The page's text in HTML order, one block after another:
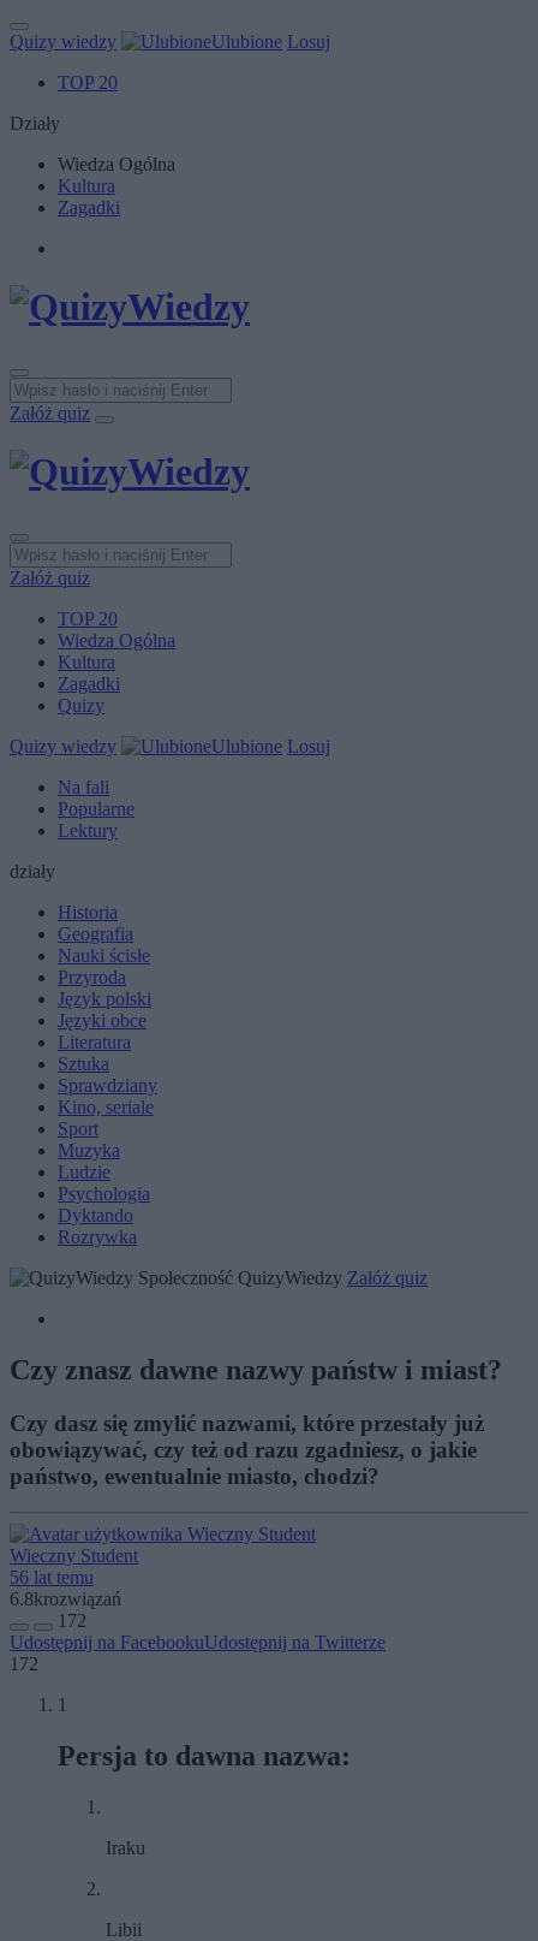
Quizy wiedzy Ulubione Losuj
TOP 20
Działy
Wiedza Ogólna
Kultura
Zagadki
Załóż quiz
Załóż quiz
TOP 20
Wiedza Ogólna
Kultura
Zagadki
Quizy
Quizy wiedzy
Ulubione Losuj
Na fali
Popularne
Lektury
działy
Historia
Geografia
Nauki ścisłe
Przyroda
Język polski
Języki obce
Literatura
Sztuka
Sprawdziany
Kino, seriale
Sport
Muzyka
Ludzie
Psychologia
Dyktando
Rozrywka
Społeczność QuizyWiedzy Załóż quiz
Czy znasz dawne nazwy państw i miast?
Czy dasz się zmylić nazwami, które przestały już
obowiązywać, czy też od razu zgadniesz, o jakie
państwo, ewentualnie miasto, chodzi?
Wieczny Student
56 lat temu
6.8krozwiązań
172
Udostępnij na FacebookuUdostępnij na Twitterze
172
1
Persja to dawna nazwa:
Iraku
Libii